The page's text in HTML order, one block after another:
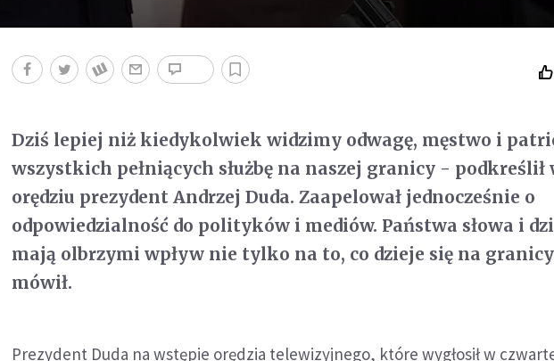
Dziś lepiej niż kiedykolwiek widzimy odwagę, męstwo i
wszystkich pełniących służbę na naszej granicy - podkreślił
orędziu prezydent Andrzej Duda. Zaapelował jednocześnie o
odpowiedzialność do polityków i mediów. Państwa słowa i
mają olbrzymi wpływ nie tylko na to, co dzieje się na
mówił.
Prezydent Duda na wstępie orędzia telewizyjnego, które wygłosił w